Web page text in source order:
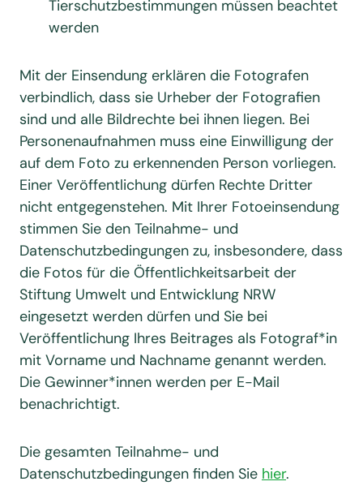
Tierschutzbestimmungen müssen beachtet
werden
Mit der Einsendung erklären die Fotografen
verbindlich, dass sie Urheber der Fotografien
sind und alle Bildrechte bei ihnen liegen. Bei
Personenaufnahmen muss eine Einwilligung der
auf dem Foto zu erkennenden Person vorliegen.
Einer Veröffentlichung dürfen Rechte Dritter
nicht entgegenstehen. Mit Ihrer Fotoeinsendung
stimmen Sie den Teilnahme- und
Datenschutzbedingungen zu, insbesondere, dass
die Fotos für die Öffentlichkeitsarbeit der
Stiftung Umwelt und Entwicklung NRW
eingesetzt werden dürfen und Sie bei
Veröffentlichung Ihres Beitrages als Fotograf*in
mit Vorname und Nachname genannt werden.
Die Gewinner*innen werden per E-Mail
benachrichtigt.
Die gesamten Teilnahme- und
Datenschutzbedingungen finden Sie hier.